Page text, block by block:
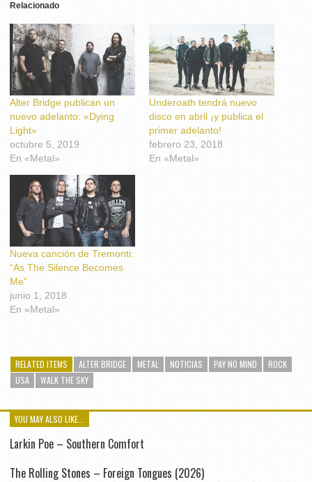
Relacionado
Alter Bridge publican un
nuevo adelanto: «Dying
Light»
octubre 5, 2019
En «Metal»
Underoath tendrá nuevo
disco en abril ¡y publica el
primer adelanto!
febrero 23, 2018
En «Metal»
Nueva canción de Tremonti:
“As The Silence Becomes
Me”
junio 1, 2018
En «Metal»
RELATED ITEMS ALTER BRIDGE METAL NOTICIAS PAY NO MIND
ROCK
USA
WALK THE SKY
YOU MAY ALSO LIKE...
Larkin Poe – Southern Comfort
The Rolling Stones – Foreign Tongues (2026)